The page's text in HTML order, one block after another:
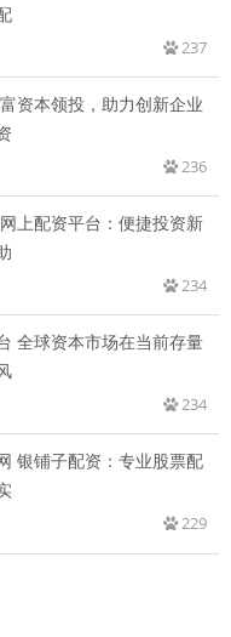
237
资本领投，助力创新企业
236
上配资平台：便捷投资新
234
全球资本市场在当前存量
234
银铺子配资：专业股票配
229